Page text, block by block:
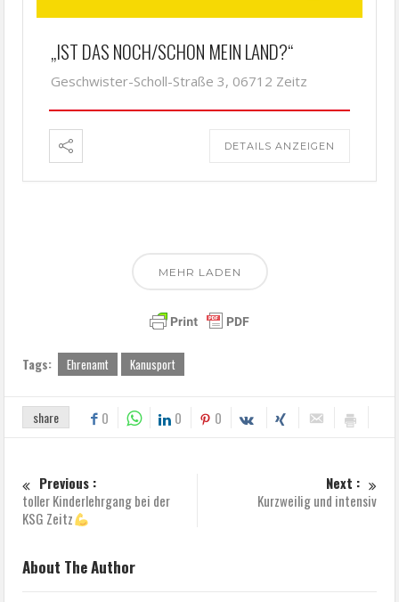
„IST DAS NOCH/SCHON MEIN LAND?“
Geschwister-Scholl-Straße 3, 06712 Zeitz
DETAILS ANZEIGEN
MEHR LADEN
Tags: Ehrenamt Kanusport
share 0 0 0
Previous :
toller Kinderlehrgang bei der
KSG Zeitz
Next :
Kurzweilig und intensiv
About The Author